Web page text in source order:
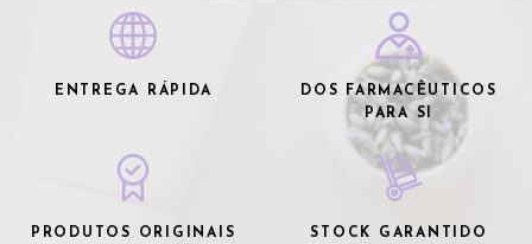
ENTREGA RÁPIDA
DOS FARMACÊUTICOS
PARA SI
PRODUTOS ORIGINAIS STOCK GARANTIDO